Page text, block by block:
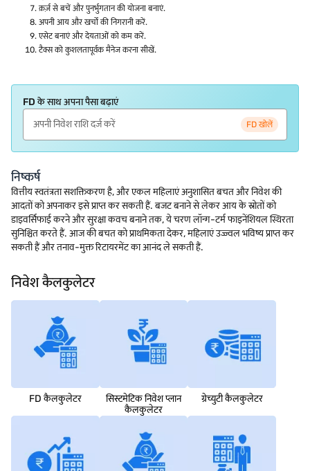
क़र्ज़ से बचें और पुनर्भुगतान की योजना बनाएं.
अपनी आय और खर्चों की निगरानी करें.
एसेट बनाएं और देयताओं को कम करें.
टैक्स को कुशलतापूर्वक मैनेज करना सीखें.
FD के साथ अपना पैसा बढ़ाएं
FD खोलें
निष्कर्ष
वित्तीय स्वतंत्रता सशक्तिकरण है, और एकल महिलाएं अनुशासित बचत और निवेश की
आदतों को अपनाकर इसे प्राप्त कर सकती हैं. बजट बनाने से लेकर आय के स्रोतों को
डाइवर्सिफाई करने और सुरक्षा कवच बनाने तक, ये चरण लॉन्ग-टर्म फाइनेंशियल स्थिरता
सुनिश्चित करते हैं. आज की बचत को प्राथमिकता देकर, महिलाएं उज्ज्वल भविष्य प्राप्त कर
सकती हैं और तनाव-मुक्त रिटायरमेंट का आनंद ले सकती हैं.
निवेश कैलकुलेटर
FD कैलकुलेटर
सिस्टमेटिक निवेश प्लान
कैलकुलेटर
ग्रेच्युटी कैलकुलेटर